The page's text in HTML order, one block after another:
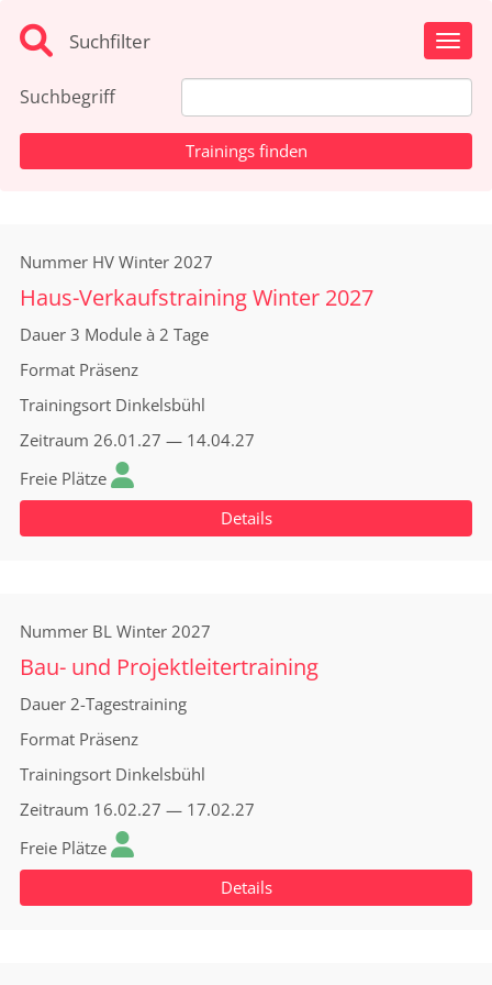
Suchfilter
Suchbegriff
Nummer HV Winter 2027
Haus-Verkaufstraining Winter 2027
Dauer 3 Module à 2 Tage
Format Präsenz
Trainingsort Dinkelsbühl
Zeitraum 26.01.27 — 14.04.27
Freie Plätze
Details
Nummer BL Winter 2027
Bau- und Projektleitertraining
Dauer 2-Tagestraining
Format Präsenz
Trainingsort Dinkelsbühl
Zeitraum 16.02.27 — 17.02.27
Freie Plätze
Details